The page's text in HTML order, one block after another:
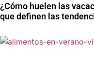
¿Cómo huelen las
que definen las